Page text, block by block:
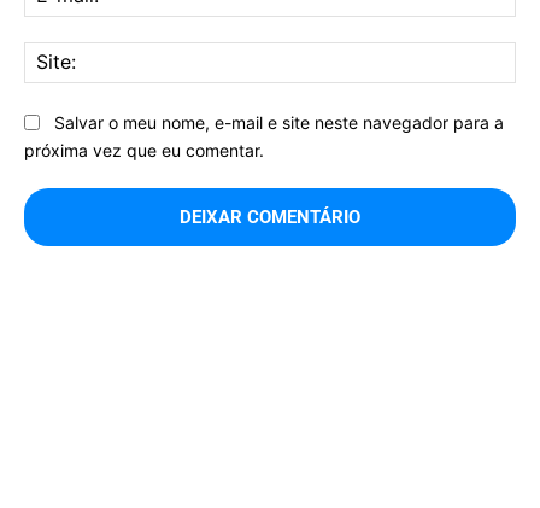
Salvar o meu nome, e-mail e site neste navegador para a
próxima vez que eu comentar.